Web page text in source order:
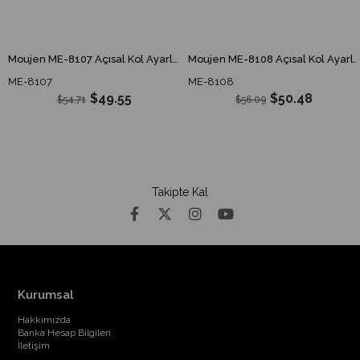
Moujen ME-8107 Açısal Kol Ayarlı Çubuk Limit Switch ME 8107 ME8107
ME-8107
$49.55
$54.71
Moujen ME-8108 Açısal Kol Ayarlı Plastik Makaralı Limit Switch ME 8108 ME8108
ME-8108
$50.48
$56.09
Takipte Kal
Kurumsal
Hakkımızda
Banka Hesap Bilgileri
İletişim